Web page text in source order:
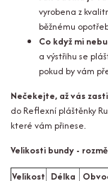
vyrobena z
běžnému
Co když mi
a výstřihu se
pokud by vám
Nečekejte, až vás
do Reflexní pláštěnky
které vám přinese.
Velikosti bundy -
Velikost Délka